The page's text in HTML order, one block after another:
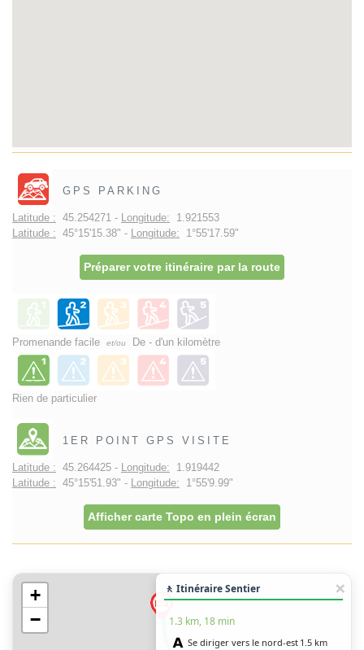
GPS PARKING
Latitude : 45.254271 - Longitude: 1.921553
Latitude : 45°15'15.38" - Longitude: 1°55'17.59"
Préparer votre itinéraire par la route
Promenande facile et/ou De - d'un kilomètre
Rien de particulier
1ER POINT GPS VISITE
Latitude : 45.264425 - Longitude: 1.919442
Latitude : 45°15'51.93" - Longitude: 1°55'9.99"
Afficher carte Topo en plein écran
+
−
🚶 Itinéraire Sentier
1.3 km, 18 min
Se diriger vers le nord-est 1.5 km